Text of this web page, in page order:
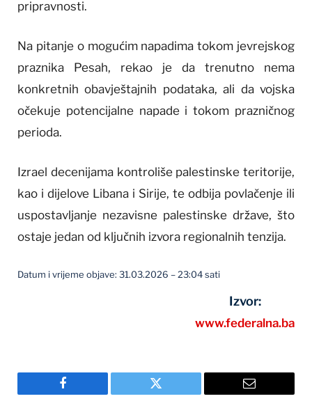
pripravnosti.
Na pitanje o mogućim napadima tokom jevrejskog
praznika Pesah, rekao je da trenutno nema
konkretnih obavještajnih podataka, ali da vojska
očekuje potencijalne napade i tokom prazničnog
perioda.
Izrael decenijama kontroliše palestinske teritorije,
kao i dijelove Libana i Sirije, te odbija povlačenje ili
uspostavljanje nezavisne palestinske države, što
ostaje jedan od ključnih izvora regionalnih tenzija.
Datum i vrijeme objave: 31.03.2026 – 23:04 sati
Izvor:
www.federalna.ba
Facebook Twitter Email